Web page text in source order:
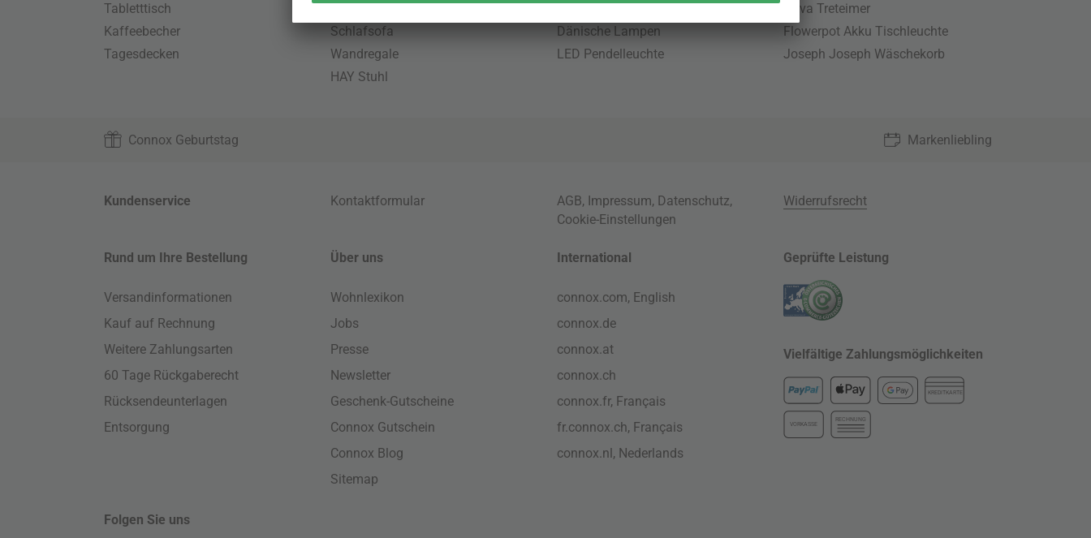
Tabletttisch
Kaffeebecher
Tagesdecken
Büromöbel
Schlafsofa
Wandregale
HAY Stuhl
Kabellose Tischleuchten
Dänische Lampen
LED Pendelleuchte
Nova Treteimer
Flowerpot Akku Tischleuchte
Joseph Joseph Wäschekorb
Connox Geburtstag Markenliebling
Kundenservice Kontaktformular AGB, Impressum, Datenschutz,
Cookie-Einstellungen
Widerrufsrecht
Rund um Ihre Bestellung
Versandinformationen
Kauf auf Rechnung
Weitere Zahlungsarten
60 Tage Rückgaberecht
Rücksendeunterlagen
Entsorgung
Über uns
Wohnlexikon
Jobs
Presse
Newsletter
Geschenk-Gutscheine
Connox Gutschein
Connox Blog
Sitemap
International
connox.com, English
connox.de
connox.at
connox.ch
connox.fr, Français
fr.connox.ch, Français
connox.nl, Nederlands
Geprüfte Leistung
Vielfältige Zahlungsmöglichkeiten
KREDITKARTE
VORKASSE
RECHNUNG
Folgen Sie uns